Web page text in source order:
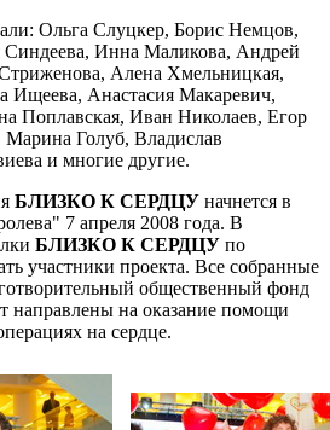
Ольга Слуцкер, Борис Немцов,
Синдеева, Инна Маликова, Андрей
Алена Хмельницкая,
Ищеева, Анастасия Макаревич,
Поплавская, Иван Николаев, Егор
Марина Голуб, Владислав
и многие другие.
БЛИЗКО К СЕРДЦУ начнется в
7 апреля 2008 года. В
БЛИЗКО К СЕРДЦУ по
участники проекта. Все собранные
общественный фонд
направлены на оказание помощи
на сердце.